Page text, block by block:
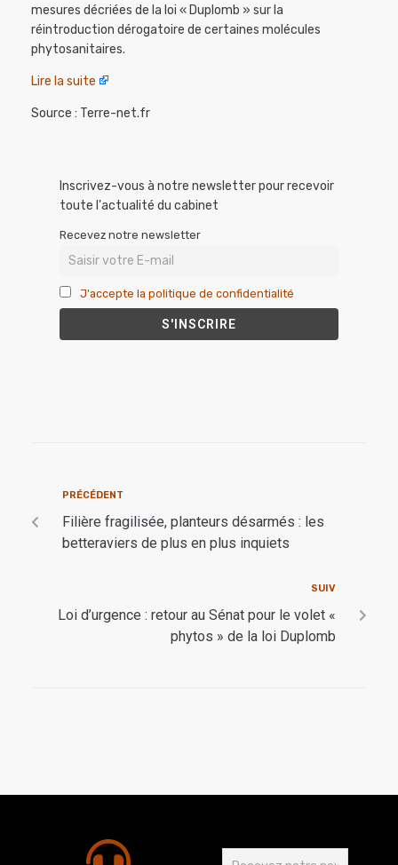
mesures décriées de la loi « Duplomb » sur la
réintroduction dérogatoire de certaines molécules
phytosanitaires.
Lire la suite
Source : Terre-net.fr
Inscrivez-vous à notre newsletter pour recevoir
toute l'actualité du cabinet
Recevez notre newsletter
J'accepte la politique de confidentialité
PRÉCÉDENT
Filière fragilisée, planteurs désarmés : les
betteraviers de plus en plus inquiets
SUIV
Loi d’urgence : retour au Sénat pour le volet «
phytos » de la loi Duplomb